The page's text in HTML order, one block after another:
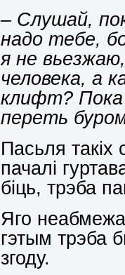
– Слушай,
надо тебе,
я не
человека, а
клифт?
переть
Пасьля такіх
пачалі
біць, трэба
Яго
гэтым трэба
згоду.